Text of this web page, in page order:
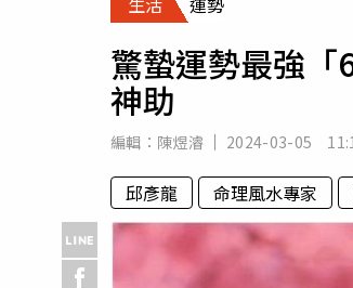
驚蟄運勢最強
神助
編輯： 陳煜濬 2024-03-05
邱彥龍 命理風水專家